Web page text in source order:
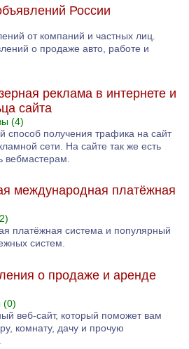
России
от компаний и частных лиц.
о продаже авто, работе и
реклама в интернете и
сайта
(4)
способ получения трафика на сайт
сети. На сайте так же есть
вебмастерам.
международная платёжная
платёжная система и популярный
систем.
о продаже и аренде
(0)
веб-сайт, который поможет вам
комнату, дачу и прочую